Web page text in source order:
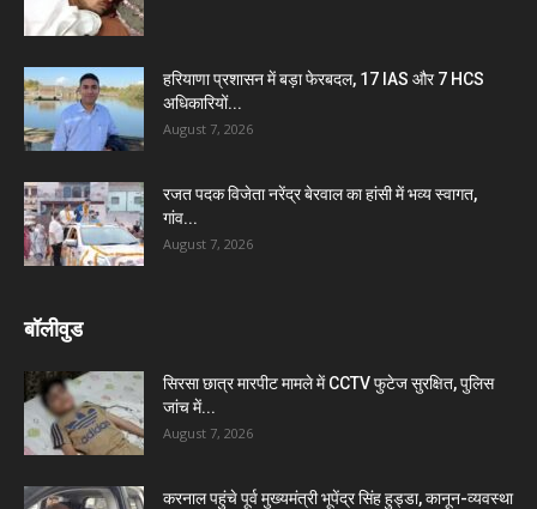
हरियाणा प्रशासन में बड़ा फेरबदल, 17 IAS और 7 HCS
अधिकारियों...
August 7, 2026
रजत पदक विजेता नरेंद्र बेरवाल का हांसी में भव्य स्वागत,
गांव...
August 7, 2026
बॉलीवुड
सिरसा छात्र मारपीट मामले में CCTV फुटेज सुरक्षित, पुलिस
जांच में...
August 7, 2026
करनाल पहुंचे पूर्व मुख्यमंत्री भूपेंद्र सिंह हुड्डा, कानून-व्यवस्था